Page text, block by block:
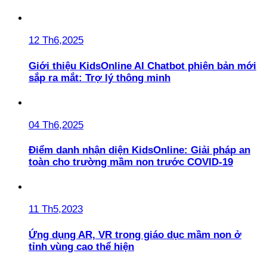
12 Th6,2025
Giới thiệu KidsOnline AI Chatbot phiên bản mới
sắp ra mắt: Trợ lý thông minh
04 Th6,2025
Điểm danh nhận diện KidsOnline: Giải pháp an
toàn cho trường mầm non trước COVID-19
11 Th5,2023
Ứng dụng AR, VR trong giáo dục mầm non ở
tỉnh vùng cao thể hiện